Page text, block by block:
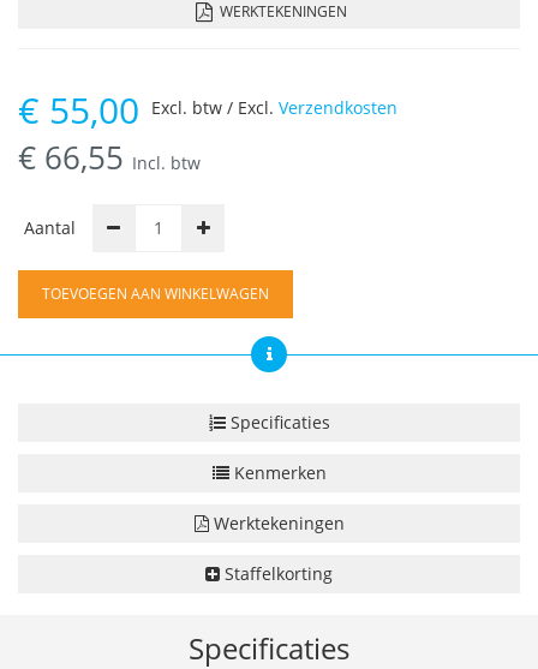
WERKTEKENINGEN
€ 55,00
€ 66,55 Incl. btw
Excl. btw / Excl. Verzendkosten
Aantal
TOEVOEGEN AAN WINKELWAGEN
Specificaties
Kenmerken
Werktekeningen
Staffelkorting
Specificaties